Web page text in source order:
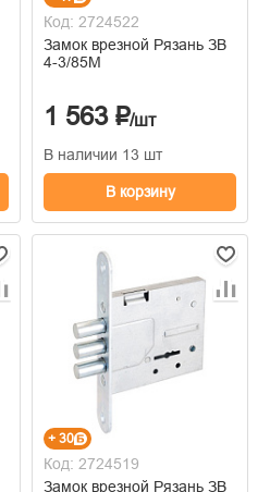
Код: 2724522
Замок врезной Рязань ЗВ
4-3/85М
1 563 ₽/шт
В наличии 13 шт
В корзину
+ 30
Код: 2724519
Замок врезной Рязань ЗВ